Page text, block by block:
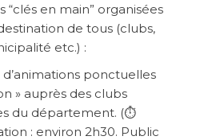
“clés en main” organisées
de tous (clubs,
etc.) :
ponctuelles
» auprès des clubs
du département. (⏱
: environ 2h30. Public